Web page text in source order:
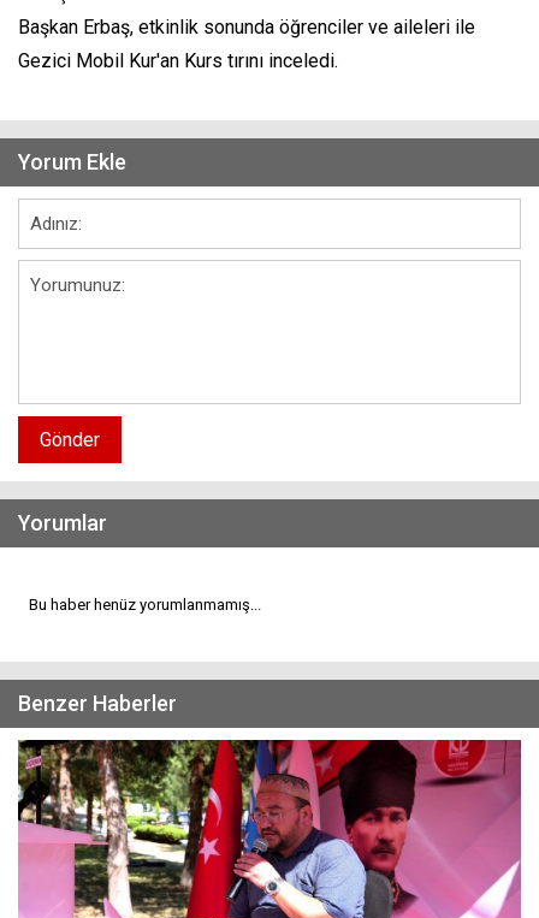
Başkan Erbaş, etkinlik sonunda öğrenciler ve aileleri ile
Gezici Mobil Kur'an Kurs tırını inceledi.
Yorum Ekle
Gönder
Yorumlar
Bu haber henüz yorumlanmamış...
Benzer Haberler